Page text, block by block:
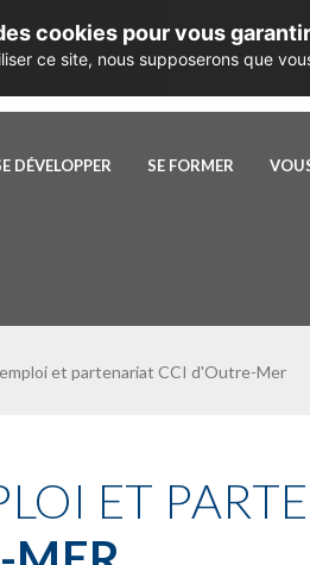
DÉVELOPPER SE FORMER
et partenariat CCI d'Outre-Mer
ET
cookies pour vous
ce site, nous supposerons que